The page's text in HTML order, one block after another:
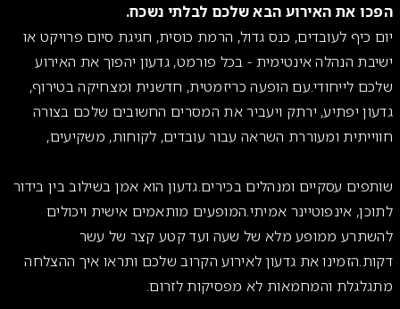
את האירוע הבא שלכם לבלתי נשכח.
כיף לעובדים, כנס גדול, הרמת כוסית, חגיגת סיום פרויקט או
הנהלה אינטימית - בכל פורמט, גדעון יהפוך את האירוע
לייחודי.עם הופעה כריזמטית, חדשנית ומצחיקה בטירוף,
יפתיע, ירתק ויעביר את המסרים החשובים שלכם בצורה
ומעוררת השראה עבור עובדים, לקוחות, משקיעים,
עסקיים ומנהלים בכירים.גדעון הוא אמן בשילוב בין בידור
אינפוטיינר אמיתי.המופעים מותאמים אישית ויכולים
ממופע מלא של שעה ועד קטע קצר של עשר
את גדעון לאירוע הקרוב שלכם ותראו איך ההצלחה
והמחמאות לא מפסיקות לזרום.